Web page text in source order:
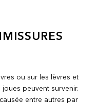
ou sur les lèvres et
peuvent survenir.
entre autres par